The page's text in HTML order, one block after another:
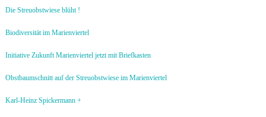
Die Streuobstwiese blüht !
Biodiversität im Marienviertel
Initiative Zukunft Marienviertel jetzt mit Briefkasten
Obstbaumschnitt auf der Streuobstwiese im Marienviertel
Karl-Heinz Spickermann +